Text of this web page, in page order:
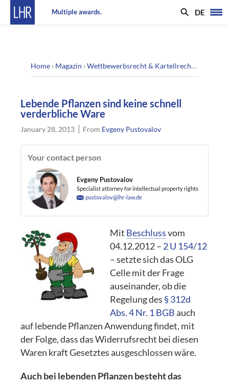
Multiple awards. DE
Home › Magazin ›Wettbewerbsrecht & Kartellrecht ›
Lebende Pflanzen sind keine schnell
verderbliche Ware
January 28, 2013 From Evgeny Pustovalov
Your contact person
Evgeny Pustovalov
Specialist attorney for intellectual property rights
pustovalov@lhr-law.de
Mit Beschlussvom
04.12.2012 – 2 U 154/12
– setzte sich das OLG
Celle mit der Frage
auseinander, ob die
Regelung des § 312d
Abs. 4 Nr. 1 BGBauch
auf lebende Pflanzen Anwendung findet, mit
der Folge, dass das Widerrufsrecht bei diesen
Waren kraft Gesetztes ausgeschlossen wäre.
Auch bei lebenden Pflanzen besteht das